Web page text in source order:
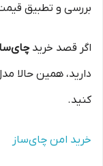
بررسی و تطبیق
اگر قصد خرید
دارید، همین حالا
کنید.
خرید امن چای‌ساز